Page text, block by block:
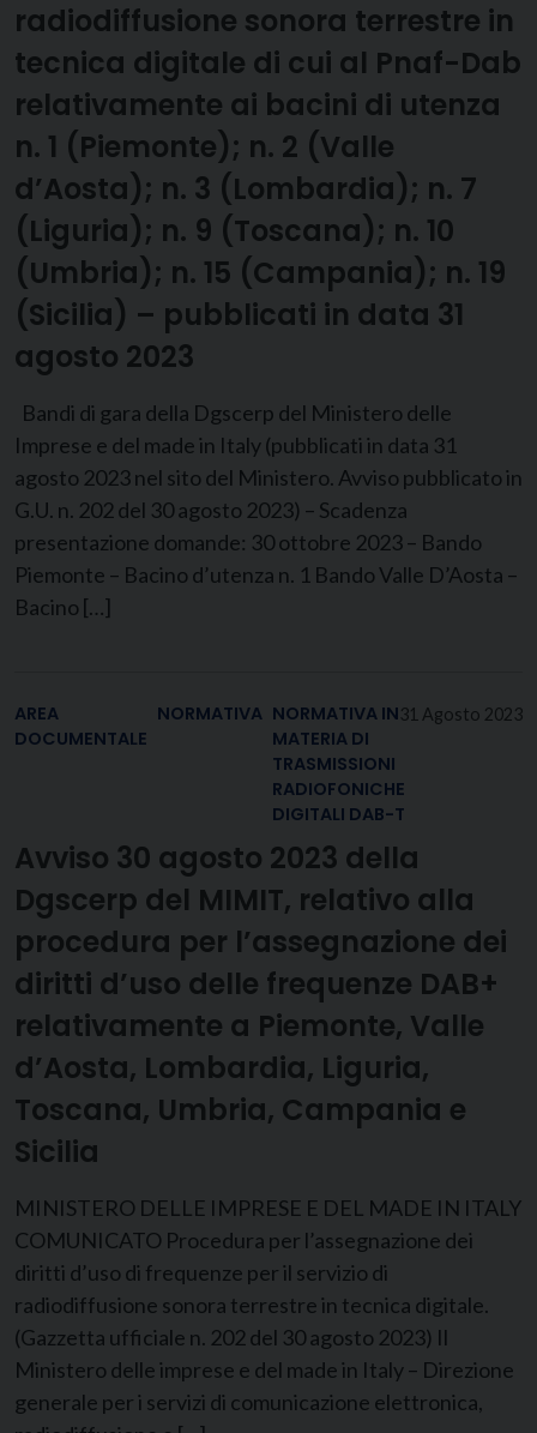
radiodiffusione sonora terrestre in
tecnica digitale di cui al Pnaf-Dab
relativamente ai bacini di utenza
n. 1 (Piemonte); n. 2 (Valle
d’Aosta); n. 3 (Lombardia); n. 7
(Liguria); n. 9 (Toscana); n. 10
(Umbria); n. 15 (Campania); n. 19
(Sicilia) – pubblicati in data 31
agosto 2023
Bandi di gara della Dgscerp del Ministero delle
Imprese e del made in Italy (pubblicati in data 31
agosto 2023 nel sito del Ministero. Avviso pubblicato in
G.U. n. 202 del 30 agosto 2023) – Scadenza
presentazione domande: 30 ottobre 2023 – Bando
Piemonte – Bacino d’utenza n. 1 Bando Valle D’Aosta –
Bacino […]
31 Agosto 2023
AREA
DOCUMENTALE
NORMATIVA NORMATIVA IN
MATERIA DI
TRASMISSIONI
RADIOFONICHE
DIGITALI DAB-T
Avviso 30 agosto 2023 della
Dgscerp del MIMIT, relativo alla
procedura per l’assegnazione dei
diritti d’uso delle frequenze DAB+
relativamente a Piemonte, Valle
d’Aosta, Lombardia, Liguria,
Toscana, Umbria, Campania e
Sicilia
MINISTERO DELLE IMPRESE E DEL MADE IN ITALY
COMUNICATO Procedura per l’assegnazione dei
diritti d’uso di frequenze per il servizio di
radiodiffusione sonora terrestre in tecnica digitale.
(Gazzetta ufficiale n. 202 del 30 agosto 2023) Il
Ministero delle imprese e del made in Italy – Direzione
generale per i servizi di comunicazione elettronica,